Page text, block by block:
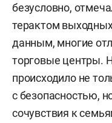
безусловно,
терактом
данным, многие
торговые центры.
происходило не
с безопасностью,
сочувствия к